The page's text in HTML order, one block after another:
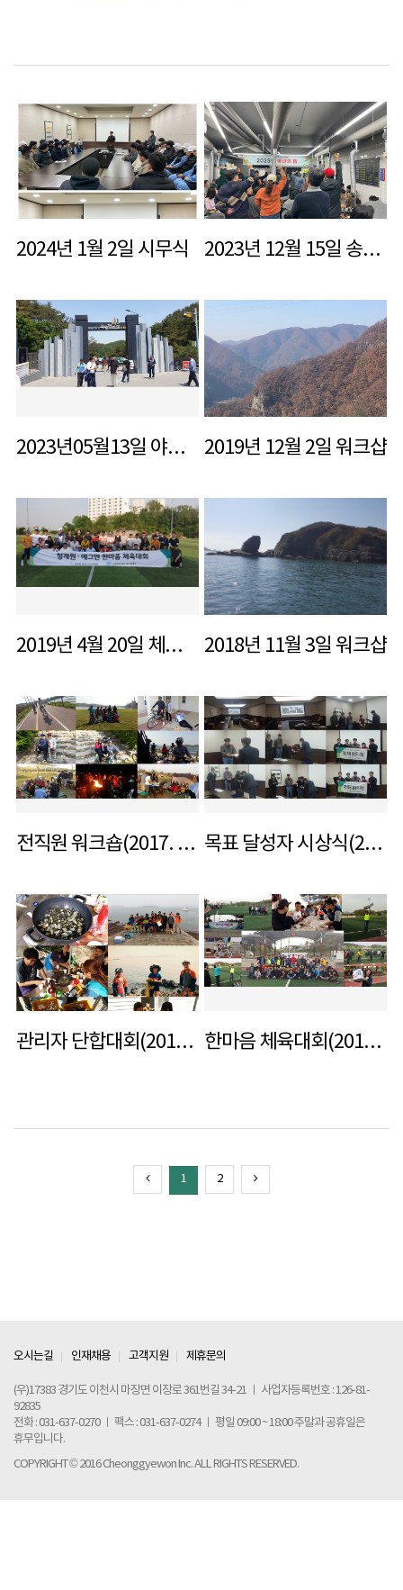
2024년 1월 2일 시무식 2023년 12월 15일 송년회
2023년05월13일 야유회 2019년 12월 2일 워크샵
2019년 4월 20일 체육대회 2018년 11월 3일 워크샵
전직원 워크숍(2017. 4. 29 ~ 30) 목표 달성자 시상식(2017. 3. 22)
관리자 단합대회(2016. 6. 17) 한마음 체육대회(2016. 4. 21)
1 2
오시는길 | 인재채용 | 고객지원 | 제휴문의
(우)17383 경기도 이천시 마장면 이장로 361번길 34-21 ㅣ 사업자등록번호 : 126-81-
92835
전화 : 031-637-0270 ㅣ 팩스 : 031-637-0274ㅣ 평일 09:00 ~ 18:00 주말과 공휴일은
휴무입니다.
COPYRIGHT © 2016 Cheonggyewon Inc. ALL RIGHTS RESERVED.